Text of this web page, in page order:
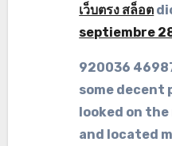
เว็บตรง สล็อต
septiembre
920036
some decent
looked on
and located